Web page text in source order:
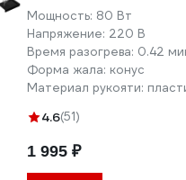
Мощность: 80 Вт
Напряжение: 220 В
Время разогрева: 0.42
Форма жала: конус
Материал рукояти:
4.6(51)
1 995 ₽